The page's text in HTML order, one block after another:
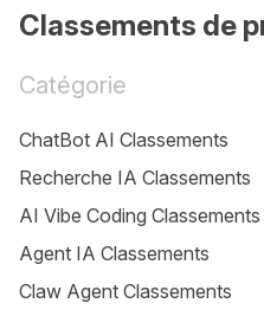
Classements de
Catégorie
ChatBot AI Classements
Recherche IA Classements
AI Vibe Coding Classements
Agent IA Classements
Claw Agent Classements